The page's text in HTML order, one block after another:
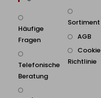
Häufige
Fragen
Telefonische
Beratung
Sortiment
AGB
Cookie
Richtlinie